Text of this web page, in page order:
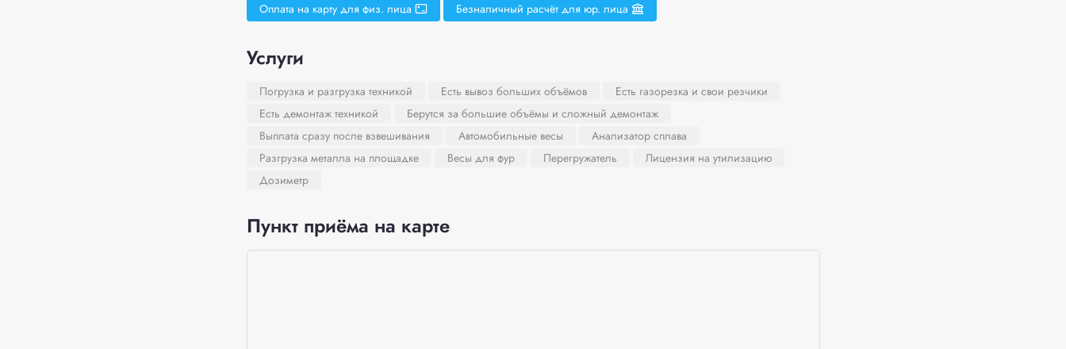
Оплата на карту для физ. лица Безналичный расчёт для юр. лица
Услуги
Погрузка и разгрузка техникой Есть вывоз больших объёмов
Есть газорезка и свои резчики
Есть демонтаж техникой
Берутся за большие объёмы и сложный демонтаж
Выплата сразу после взвешивания
Автомобильные весы
Анализатор сплава
Разгрузка металла на площадке
Весы для фур Перегружатель
Лицензия на утилизацию
Дозиметр
Пункт приёма на карте